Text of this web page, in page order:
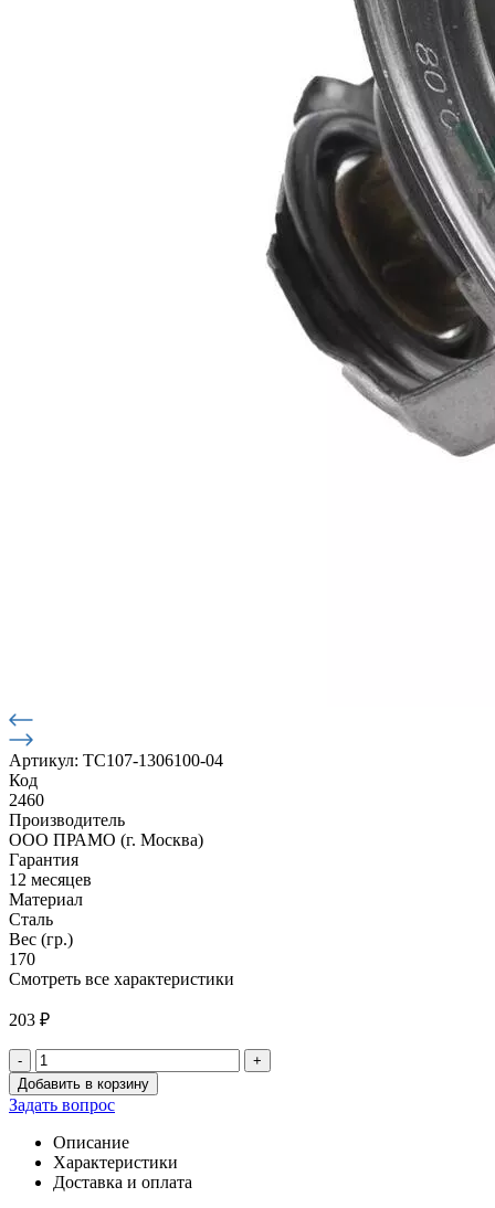
Артикул: ТС107-1306100-04
Код
2460
Производитель
ООО ПРАМО (г. Москва)
Гарантия
12 месяцев
Материал
Сталь
Вес (гр.)
170
Смотреть все характеристики
203 ₽
- +
Количество
товара
Термостат
помпы
Добавить в корзину
Задать вопрос
Описание
Характеристики
Доставка и оплата